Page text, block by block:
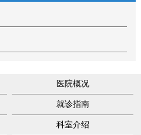
医院概况
就诊指南
科室介绍